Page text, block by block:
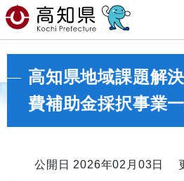
高知県地域課題解
費補助金採択事業
公開日 2026年02月03日